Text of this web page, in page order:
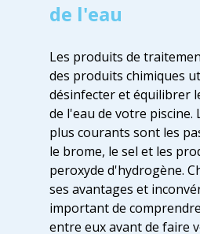
de l'eau
Les produits de
des produits chimiques
désinfecter et équilibrer
de l'eau de votre piscine.
plus courants sont les
le brome, le sel et les
peroxyde d'hydrogène.
ses avantages et
important de
entre eux avant de faire